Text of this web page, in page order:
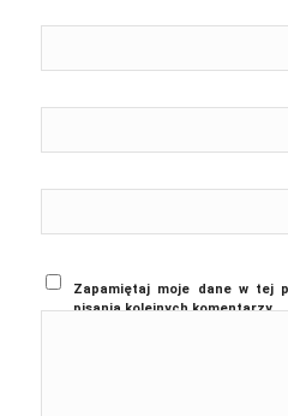
Zapamiętaj moje dane w tej
pisania kolejnych komentarzy.